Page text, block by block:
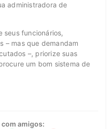
administradora de
seus funcionários,
– mas que demandam
–, priorize suas
um bom sistema de
amigos: